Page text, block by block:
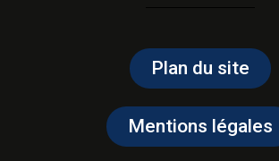
Plan du site
Mentions légales